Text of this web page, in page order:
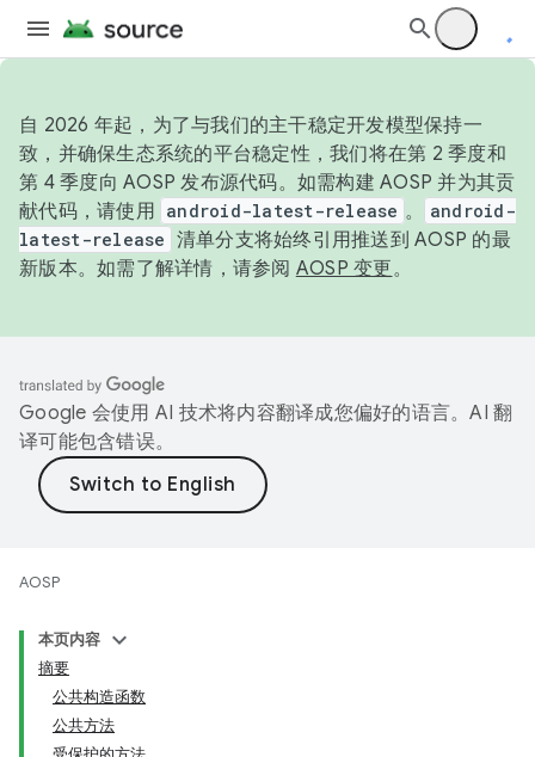
自 2026 年起，为了与我们的主干稳定开发模型保持一
致，并确保生态系统的平台稳定性，我们将在第 2 季度和
第 4 季度向 AOSP 发布源代码。如需构建 AOSP 并为其贡
献代码，请使用 android-latest-release 。
android-
latest-release 清单分支将始终引用推送到 AOSP 的最
新版本。如需了解详情，请参阅 AOSP 变更。
Google 会使用 AI 技术将内容翻译成您偏好的语言。AI 翻
译可能包含错误。
AOSP
本页内容
摘要
公共构造函数
公共方法